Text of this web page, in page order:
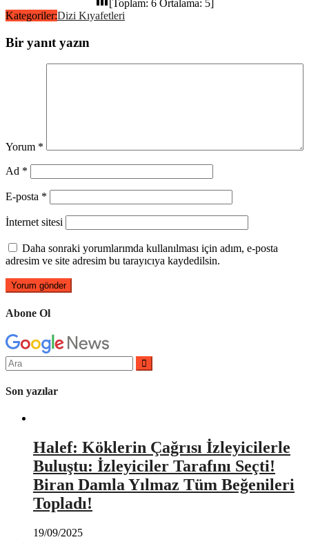
[Toplam: 6 Ortalama: 5
Kategoriler:Dizi Kıyafetleri
Bir yanıt yazın
Yorum *
Ad *
E-posta *
İnternet sitesi
Daha sonraki yorumlarımda kullanılması için adım, e-posta
adresim ve site adresim bu tarayıcıya kaydedilsin.
Abone Ol
Arama
yap:
Son yazılar
Halef: Köklerin Çağrısı İzleyicilerle
Buluştu: İzleyiciler Tarafını Seçti!
Biran Damla Yılmaz Tüm Beğenileri
Topladı!
19/09/2025